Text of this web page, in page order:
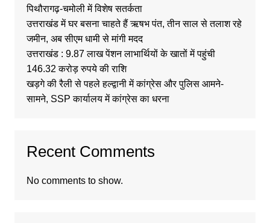
पिथौरागढ़-चमोली में विशेष सतर्कता
उत्तराखंड में घर बसना चाहते हैं ऋषभ पंत, तीन साल से तलाश रहे
जमीन, अब सीएम धामी से मांगी मदद
उत्तराखंड : 9.87 लाख पेंशन लाभार्थियों के खातों में पहुंची
146.32 करोड़ रुपये की राशि
खड़गे की रैली से पहले हल्द्वानी में कांग्रेस और पुलिस आमने-
सामने, SSP कार्यालय में कांग्रेस का धरना
Recent Comments
No comments to show.